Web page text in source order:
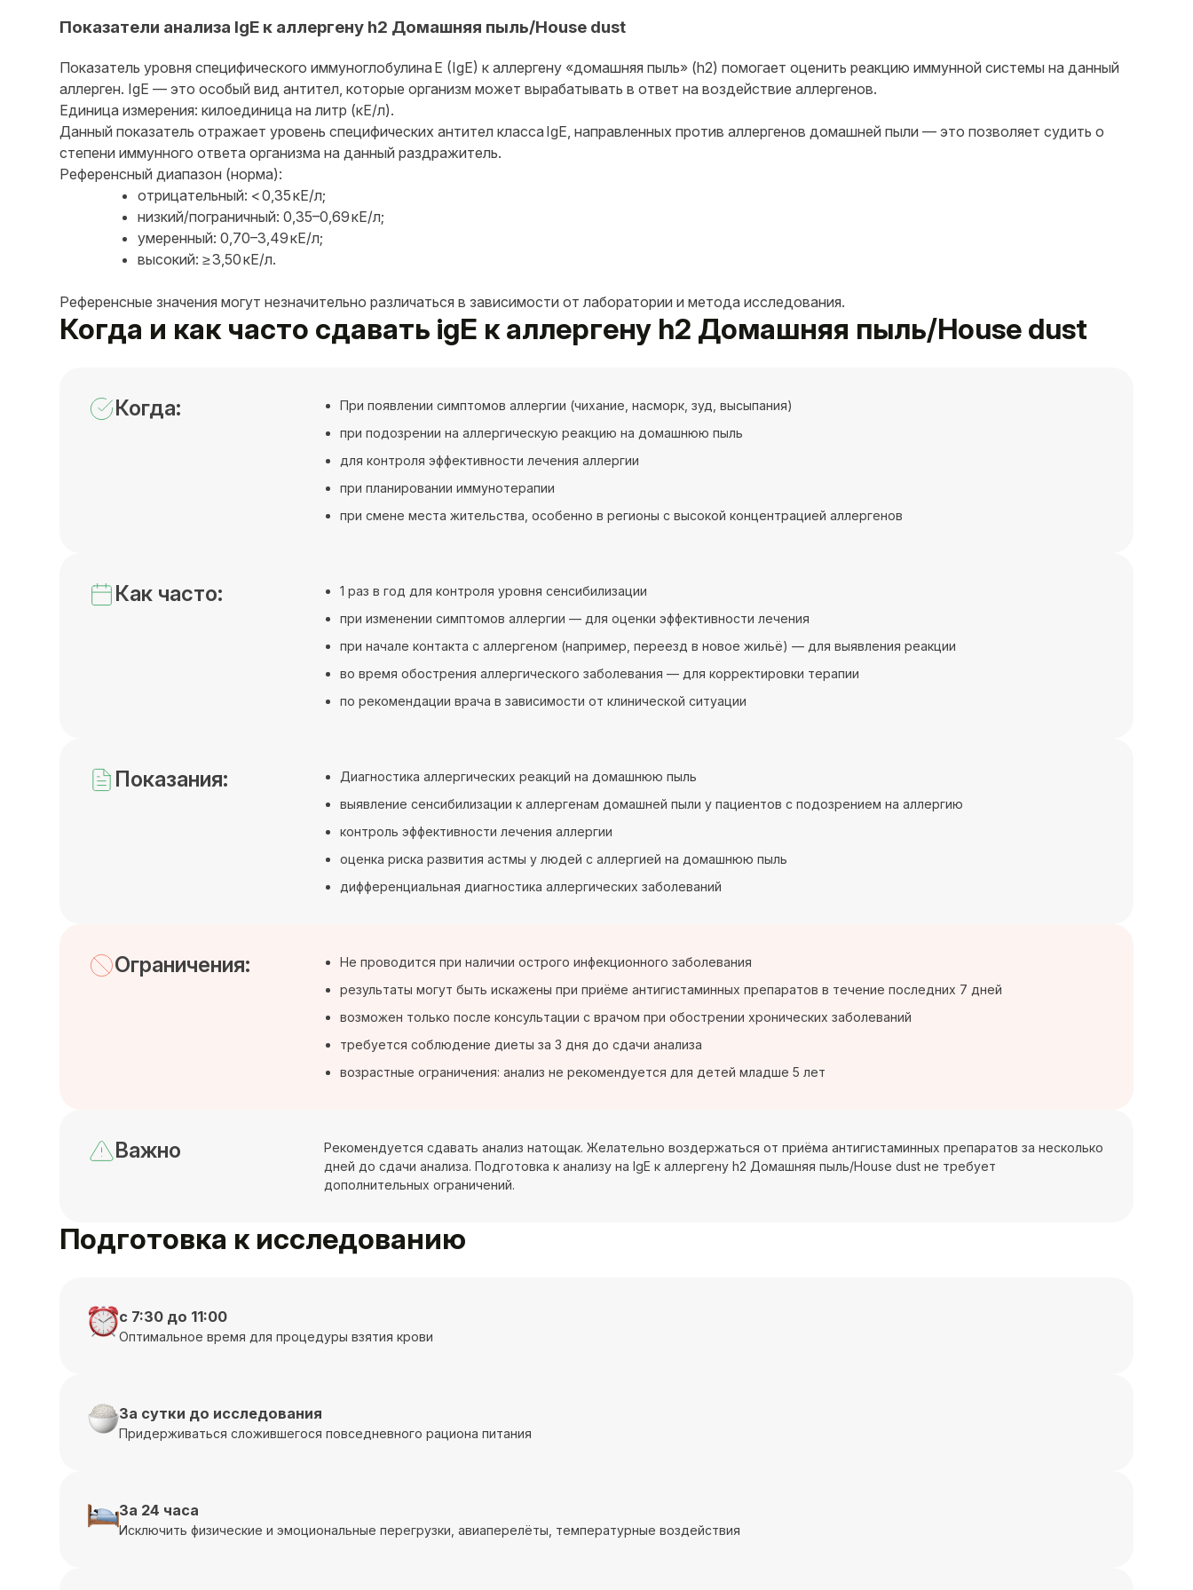
Показатели анализа IgE к аллергену h2 Домашняя пыль/House dust
Показатель уровня специфического иммуноглобулина E (IgE) к аллергену «домашняя пыль» (h2) помогает оценить реакцию иммунной системы на данный
аллерген. IgE — это особый вид антител, которые организм может вырабатывать в ответ на воздействие аллергенов.
Единица измерения: килоединица на литр (кЕ/л).
Данный показатель отражает уровень специфических антител класса IgE, направленных против аллергенов домашней пыли — это позволяет судить о
степени иммунного ответа организма на данный раздражитель.
Референсный диапазон (норма):
отрицательный: < 0,35 кЕ/л;
низкий/пограничный: 0,35–0,69 кЕ/л;
умеренный: 0,70–3,49 кЕ/л;
высокий: ≥ 3,50 кЕ/л.
Референсные значения могут незначительно различаться в зависимости от лаборатории и метода исследования.
Когда и как часто сдавать igE к аллергену h2 Домашняя пыль/House dust
Когда:
При появлении симптомов аллергии (чихание, насморк, зуд, высыпания)
при подозрении на аллергическую реакцию на домашнюю пыль
для контроля эффективности лечения аллергии
при планировании иммунотерапии
при смене места жительства, особенно в регионы с высокой концентрацией аллергенов
Как часто:
1 раз в год для контроля уровня сенсибилизации
при изменении симптомов аллергии — для оценки эффективности лечения
при начале контакта с аллергеном (например, переезд в новое жильё) — для выявления реакции
во время обострения аллергического заболевания — для корректировки терапии
по рекомендации врача в зависимости от клинической ситуации
Показания:
Диагностика аллергических реакций на домашнюю пыль
выявление сенсибилизации к аллергенам домашней пыли у пациентов с подозрением на аллергию
контроль эффективности лечения аллергии
оценка риска развития астмы у людей с аллергией на домашнюю пыль
дифференциальная диагностика аллергических заболеваний
Ограничения:
Не проводится при наличии острого инфекционного заболевания
результаты могут быть искажены при приёме антигистаминных препаратов в течение последних 7 дней
возможен только после консультации с врачом при обострении хронических заболеваний
требуется соблюдение диеты за 3 дня до сдачи анализа
возрастные ограничения: анализ не рекомендуется для детей младше 5 лет
Важно
Рекомендуется сдавать анализ натощак. Желательно воздержаться от приёма антигистаминных препаратов за несколько
дней до сдачи анализа. Подготовка к анализу на IgE к аллергену h2 Домашняя пыль/House dust не требует
дополнительных ограничений.
Подготовка к исследованию
с 7:30 до 11:00
Оптимальное время для процедуры взятия крови
За сутки до исследования
Придерживаться сложившегося повседневного рациона питания
За 24 часа
Исключить физические и эмоциональные перегрузки, авиаперелёты, температурные воздействия